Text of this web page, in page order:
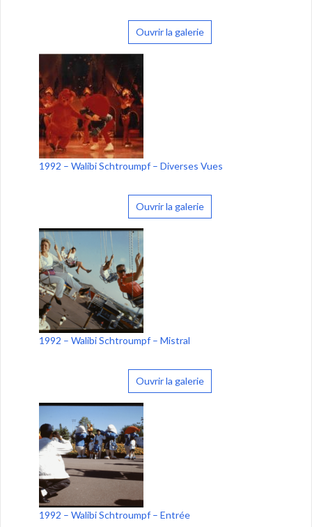
Ouvrir la galerie
1992 – Walibi Schtroumpf – Diverses Vues
Ouvrir la galerie
1992 – Walibi Schtroumpf – Mistral
Ouvrir la galerie
1992 – Walibi Schtroumpf – Entrée